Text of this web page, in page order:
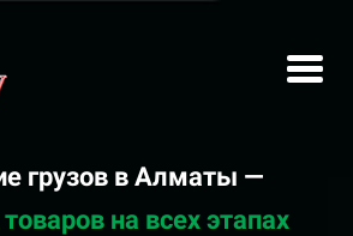
грузов в Алматы —
на всех этапах